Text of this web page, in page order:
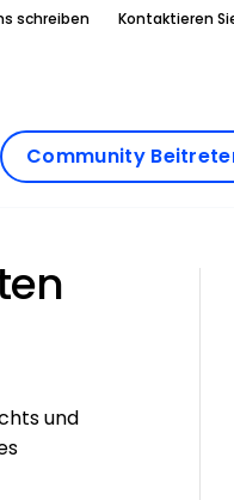
schreiben Kontaktieren
Community
und